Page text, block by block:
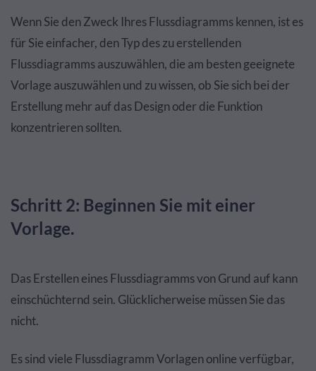
Wenn Sie den Zweck Ihres Flussdiagramms kennen, ist es
für Sie einfacher, den Typ des zu erstellenden
Flussdiagramms auszuwählen, die am besten geeignete
Vorlage auszuwählen und zu wissen, ob Sie sich bei der
Erstellung mehr auf das Design oder die Funktion
konzentrieren sollten.
Schritt 2: Beginnen Sie mit einer
Vorlage.
Das Erstellen eines Flussdiagramms von Grund auf kann
einschüchternd sein. Glücklicherweise müssen Sie das
nicht.
Es sind viele Flussdiagramm Vorlagen online verfügbar,